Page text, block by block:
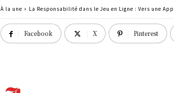
À la une La Responsabilité dans le Jeu en Ligne : Vers une
Facebook X Pinterest